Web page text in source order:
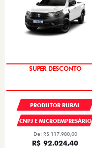
SUPER DESCONTO
PRODUTOR RURAL
CNPJ E MICROEMPRESÁRIO
De: R$ 117.980,00
R$ 92.024,40